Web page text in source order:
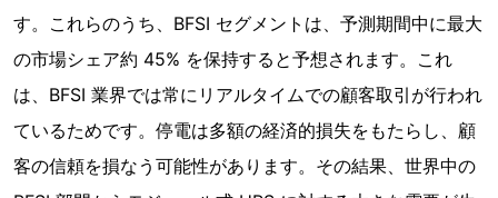
す。これらのうち、BFSI セグメントは、予測期間中に最大
の市場シェア約 45% を保持すると予想されます。これ
は、BFSI 業界では常にリアルタイムでの顧客取引が行われ
ているためです。停電は多額の経済的損失をもたらし、顧
客の信頼を損なう可能性があります。その結果、世界中の